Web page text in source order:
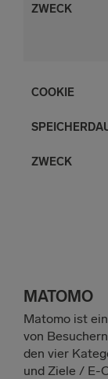
MATOMO
Matomo ist
von
den vier
und Ziele / E-